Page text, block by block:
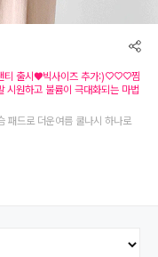
티 출시♥빅사이즈 추가:)♡♡♡찜
시원하고 불륨이 극대화되는 마법
패드로 더운여름 쿨나시 하나로